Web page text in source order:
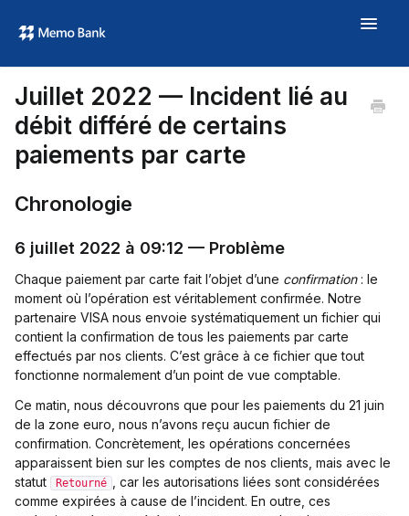
Toggle
À propos
memo.bank →
Juillet 2022 — Incident lié au
débit différé de certains
paiements par carte
Chronologie
6 juillet 2022 à 09:12 — Problème
Chaque paiement par carte fait l’objet d’une confirmation: le
moment où l’opération est véritablement confirmée. Notre
partenaire VISA nous envoie systématiquement un fichier qui
contient la confirmation de tous les paiements par carte
effectués par nos clients. C’est grâce à ce fichier que tout
fonctionne normalement d’un point de vue comptable.
Ce matin, nous découvrons que pour les paiements du 21 juin
de la zone euro, nous n’avons reçu aucun fichier de
confirmation. Concrètement, les opérations concernées
apparaissent bien sur les comptes de nos clients, mais avec le
statut
Retourné
, car les autorisations liées sont considérées
comme expirées à cause de l’incident. En outre, ces